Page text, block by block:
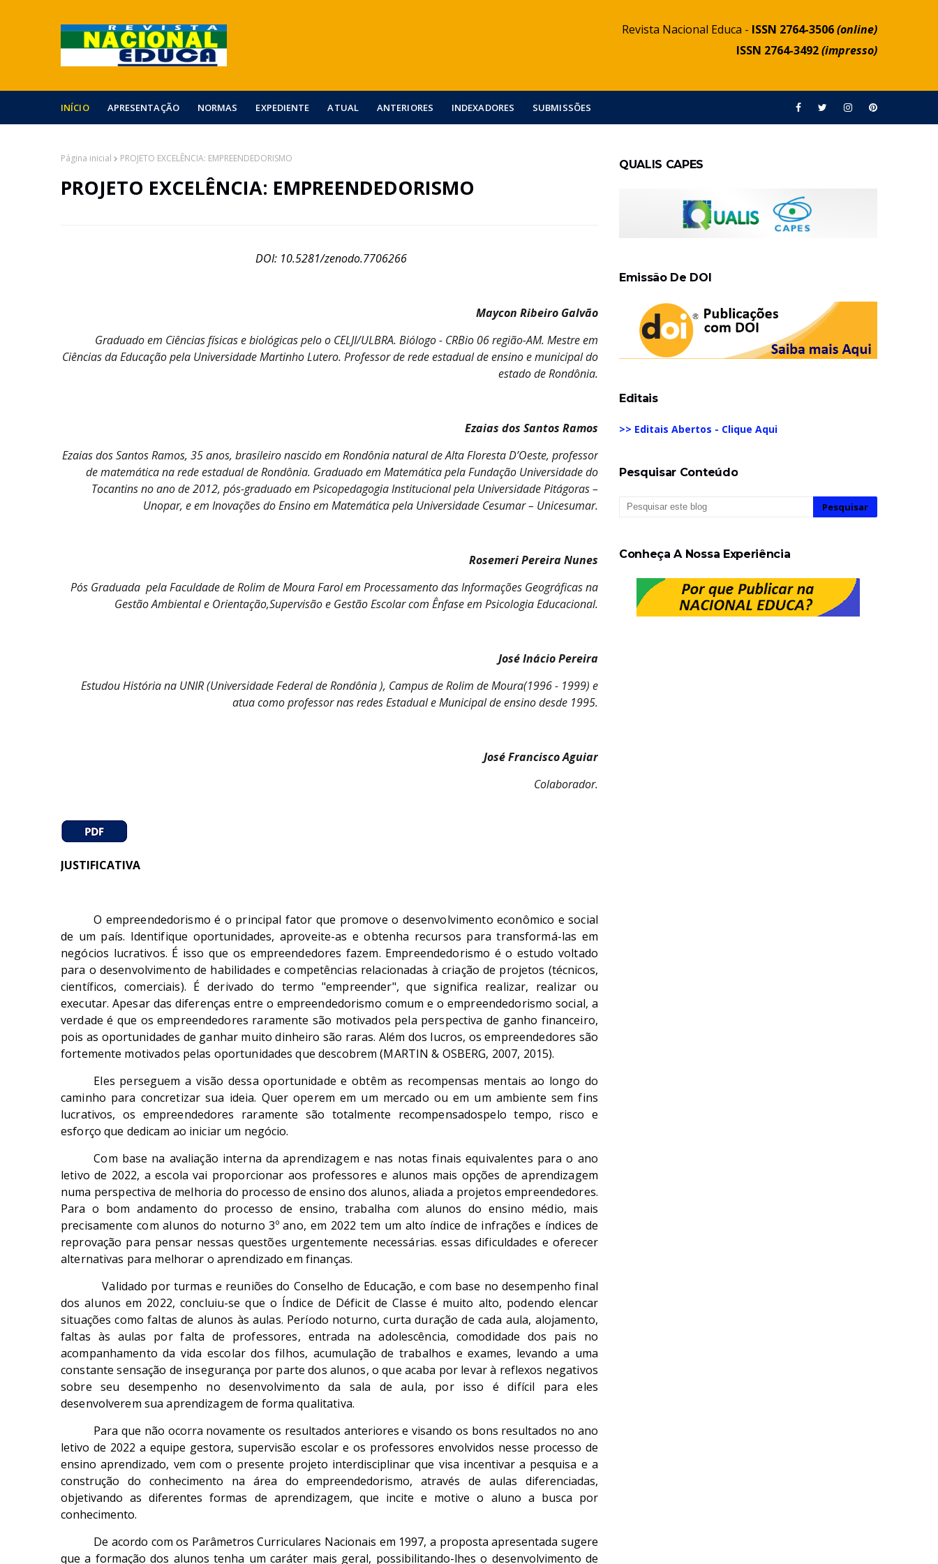
Revista Nacional Educa - ISSN 2764-3506(online)
ISSN 2764-3492(impresso)
INÍCIO APRESENTAÇÃO NORMAS EXPEDIENTE ATUAL ANTERIORES INDEXADORES SUBMISSÕES
Página inicial PROJETO EXCELÊNCIA: EMPREENDEDORISMO
PROJETO EXCELÊNCIA: EMPREENDEDORISMO
DOI: 10.5281/zenodo.7706266
Maycon Ribeiro Galvão
Graduado em Ciências físicas e biológicas pelo o CELJI/ULBRA. Biólogo - CRBio 06 região-AM. Mestre em
Ciências da Educação pela Universidade Martinho Lutero. Professor de rede estadual de ensino e municipal do
estado de Rondônia.
Ezaias dos Santos Ramos
Ezaias dos Santos Ramos, 35 anos, brasileiro nascido em Rondônia natural de Alta Floresta D’Oeste, professor
de matemática na rede estadual de Rondônia. Graduado em Matemática pela Fundação Universidade do
Tocantins no ano de 2012, pós-graduado em Psicopedagogia Institucional pela Universidade Pitágoras –
Unopar, e em Inovações do Ensino em Matemática pela Universidade Cesumar – Unicesumar.
Rosemeri Pereira Nunes
Pós Graduada pela Faculdade de Rolim de Moura Farol em Processamento das Informações Geográficas na
Gestão Ambiental e Orientação,Supervisão e Gestão Escolar com Ênfase em Psicologia Educacional.
José Inácio Pereira
Estudou História na UNIR (Universidade Federal de Rondônia ), Campus de Rolim de Moura(1996 - 1999) e
atua como professor nas redes Estadual e Municipal de ensino desde 1995.
José Francisco Aguiar
Colaborador.
JUSTIFICATIVA
O empreendedorismo é o principal fator que promove o desenvolvimento econômico e social
de um país. Identifique oportunidades, aproveite-as e obtenha recursos para transformá-las em
negócios lucrativos. É isso que os empreendedores fazem. Empreendedorismo é o estudo voltado
para o desenvolvimento de habilidades e competências relacionadas à criação de projetos (técnicos,
científicos, comerciais). É derivado do termo "empreender", que significa realizar, realizar ou
executar. Apesar das diferenças entre o empreendedorismo comum e o empreendedorismo social, a
verdade é que os empreendedores raramente são motivados pela perspectiva de ganho financeiro,
pois as oportunidades de ganhar muito dinheiro são raras. Além dos lucros, os empreendedores são
fortemente motivados pelas oportunidades que descobrem (MARTIN & OSBERG, 2007, 2015).
Eles perseguem a visão dessa oportunidade e obtêm as recompensas mentais ao longo do
caminho para concretizar sua ideia. Quer operem em um mercado ou em um ambiente sem fins
lucrativos, os empreendedores raramente são totalmente recompensados ​​pelo tempo, risco e
esforço que dedicam ao iniciar um negócio.
Com base na avaliação interna da aprendizagem e nas notas finais equivalentes para o ano
letivo de 2022, a escola vai proporcionar aos professores e alunos mais opções de aprendizagem
numa perspectiva de melhoria do processo de ensino dos alunos, aliada a projetos empreendedores.
Para o bom andamento do processo de ensino, trabalha com alunos do ensino médio, mais
precisamente com alunos do noturno 3º ano, em 2022 tem um alto índice de infrações e índices de
reprovação para pensar nessas questões urgentemente necessárias. essas dificuldades e oferecer
alternativas para melhorar o aprendizado em finanças.
Validado por turmas e reuniões do Conselho de Educação, e com base no desempenho final
dos alunos em 2022, concluiu-se que o Índice de Déficit de Classe é muito alto, podendo elencar
situações como faltas de alunos às aulas. Período noturno, curta duração de cada aula, alojamento,
faltas às aulas por falta de professores, entrada na adolescência, comodidade dos pais no
acompanhamento da vida escolar dos filhos, acumulação de trabalhos e exames, levando a uma
constante sensação de insegurança por parte dos alunos, o que acaba por levar à reflexos negativos
sobre seu desempenho no desenvolvimento da sala de aula, por isso é difícil para eles
desenvolverem sua aprendizagem de forma qualitativa.
Para que não ocorra novamente os resultados anteriores e visando os bons resultados no ano
letivo de 2022 a equipe gestora, supervisão escolar e os professores envolvidos nesse processo de
ensino aprendizado, vem com o presente projeto interdisciplinar que visa incentivar a pesquisa e a
construção do conhecimento na área do empreendedorismo, através de aulas diferenciadas,
objetivando as diferentes formas de aprendizagem, que incite e motive o aluno a busca por
conhecimento.
De acordo com os Parâmetros Curriculares Nacionais em 1997, a proposta apresentada sugere
que a formação dos alunos tenha um caráter mais geral, possibilitando-lhes o desenvolvimento de
QUALIS CAPES
Emissão De DOI
Editais
>> Editais Abertos - Clique Aqui
Pesquisar Conteúdo
Conheça A Nossa Experiência